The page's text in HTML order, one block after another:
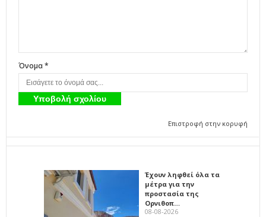
Όνομα *
Επιστροφή στην κορυφή
Έχουν ληφθεί όλα τα
μέτρα για την
προστασία της
Ορνιθοπ…
08-08-2026